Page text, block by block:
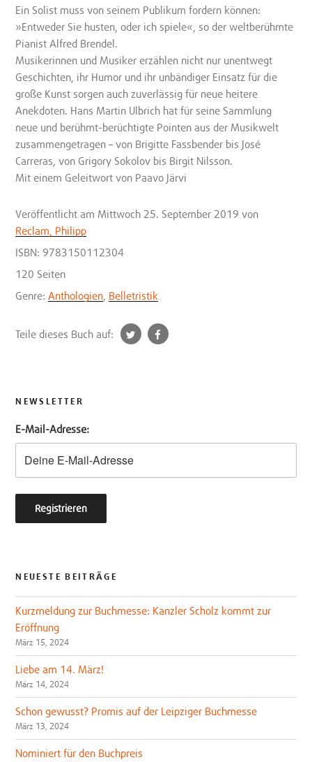
Ein Solist muss von seinem Publikum fordern können:
»Entweder Sie husten, oder ich spiele«, so der weltberühmte
Pianist Alfred Brendel.
Musikerinnen und Musiker erzählen nicht nur unentwegt
Geschichten, ihr Humor und ihr unbändiger Einsatz für die
große Kunst sorgen auch zuverlässig für neue heitere
Anekdoten. Hans Martin Ulbrich hat für seine Sammlung
neue und berühmt-berüchtigte Pointen aus der Musikwelt
zusammengetragen – von Brigitte Fassbender bis José
Carreras, von Grigory Sokolov bis Birgit Nilsson.
Mit einem Geleitwort von Paavo Järvi
Veröffentlicht am Mittwoch 25. September 2019 von
Reclam, Philipp
ISBN: 9783150112304
120 Seiten
Genre:Anthologien Belletristik
Teile dieses Buch auf:
t
NEWSLETTER
E-Mail-Adresse:
NEUESTE BEITRÄGE
Kurzmeldung zur Buchmesse: Kanzler Scholz kommt zur
Eröffnung
März 15, 2024
Liebe am 14. März!
März 14, 2024
Schon gewusst? Promis auf der Leipziger Buchmesse
März 13, 2024
Nominiert für den Buchpreis